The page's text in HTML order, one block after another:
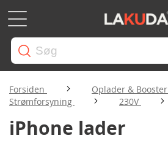
Forsiden
Oplader & Booster
Strømforsyning
230V
iPhone lader